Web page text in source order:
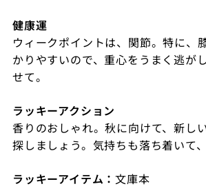
健康運
ウィークポイントは、関節。特に、
かりやすいので、重心をうまく逃が
せて。
ラッキーアクション
香りのおしゃれ。秋に向けて、新し
探しましょう。気持ちも落ち着いて
ラッキーアイテム：文庫本